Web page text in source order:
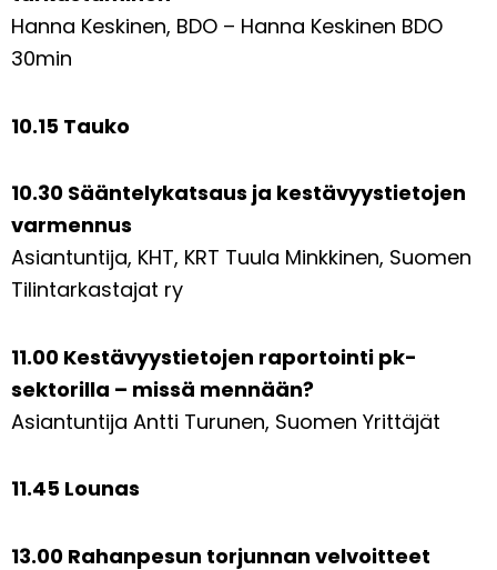
Hanna Keskinen, BDO – Hanna Keskinen BDO
30min
10.15 Tauko
10.30 Sääntelykatsaus ja kestävyystietojen
varmennus
Asiantuntija, KHT, KRT Tuula Minkkinen, Suomen
Tilintarkastajat ry
11.00 Kestävyystietojen raportointi pk-
sektorilla – missä mennään?
Asiantuntija Antti Turunen, Suomen Yrittäjät
11.45 Lounas
13.00 Rahanpesun torjunnan velvoitteet